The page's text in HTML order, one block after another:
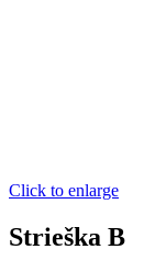
Click to enlarge
Strieška B